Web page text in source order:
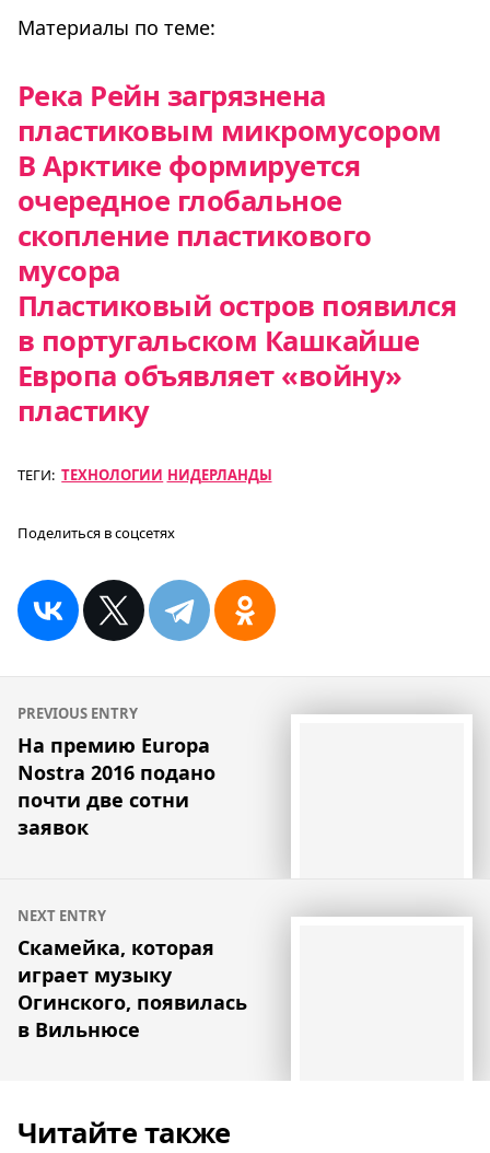
Материалы по теме:
Река Рейн загрязнена
пластиковым микромусором
В Арктике формируется
очередное глобальное
скопление пластикового
мусора
Пластиковый остров появился
в португальском Кашкайше
Европа объявляет «войну»
пластику
ТЕГИ: ТЕХНОЛОГИИ НИДЕРЛАНДЫ
Поделиться в соцсетях
Навигация
по
записям
PREVIOUS ENTRY
На премию Europa
Nostra 2016 подано
почти две сотни
заявок
NEXT ENTRY
Cкамейка, которая
играет музыку
Огинского, появилась
в Вильнюсе
Читайте также